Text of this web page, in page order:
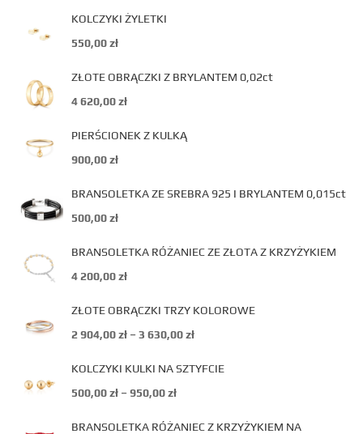
KOLCZYKI ŻYLETKI
550,00zł
ZŁOTE OBRĄCZKI Z BRYLANTEM 0,02ct
4 620,00zł
PIERŚCIONEK Z KULKĄ
900,00zł
BRANSOLETKA ZE SREBRA 925 I BRYLANTEM 0,015ct
500,00zł
BRANSOLETKA RÓŻANIEC ZE ZŁOTA Z KRZYŻYKIEM
4 200,00zł
ZŁOTE OBRĄCZKI TRZY KOLOROWE
2 904,00zł – 3 630,00zł
KOLCZYKI KULKI NA SZTYFCIE
500,00zł – 950,00zł
BRANSOLETKA RÓŻANIEC Z KRZYŻYKIEM NA